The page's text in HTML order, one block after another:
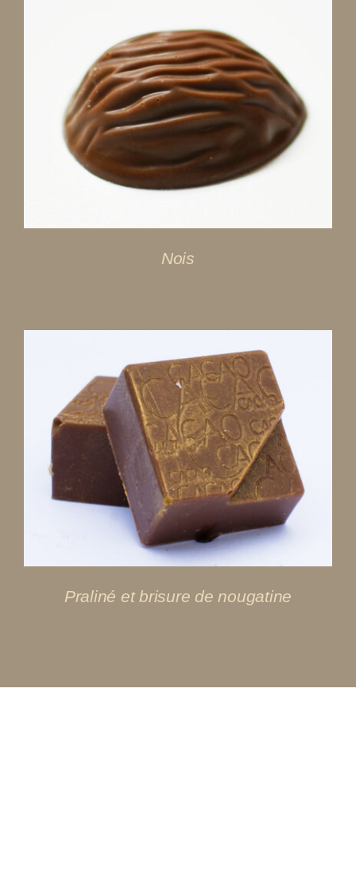
DÉTAILS
Nois
DÉTAILS
Praliné et brisure de nougatine